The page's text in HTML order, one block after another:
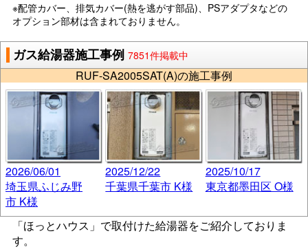
※配管カバー、排気カバー(熱を逃がす部品)、PSアダプタなどの
オプション部材は含まれておりません。
ガス給湯器施工事例 7851件掲載中
RUF-SA2005SAT(A)の施工事例
2026/06/01
埼玉県ふじみ野
市 K様
2025/12/22
千葉県千葉市 K様
2025/10/17
東京都墨田区 O様
「ほっとハウス」で取付けた給湯器をご紹介しておりま
す。